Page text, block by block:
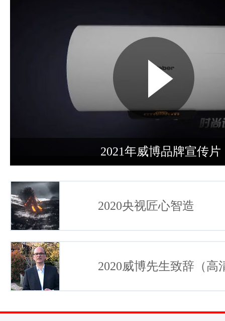
2021年威博品牌宣传片
2020央视匠心智造
2020威博先生致辞（高